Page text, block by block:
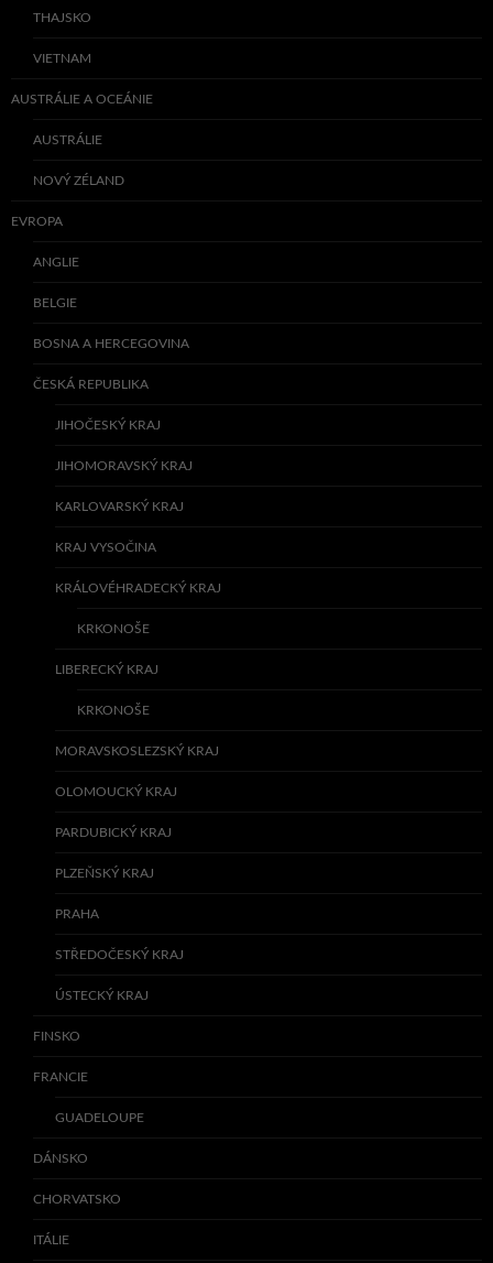
THAJSKO
VIETNAM
AUSTRÁLIE A OCEÁNIE
AUSTRÁLIE
NOVÝ ZÉLAND
EVROPA
ANGLIE
BELGIE
BOSNA A HERCEGOVINA
ČESKÁ REPUBLIKA
JIHOČESKÝ KRAJ
JIHOMORAVSKÝ KRAJ
KARLOVARSKÝ KRAJ
KRAJ VYSOČINA
KRÁLOVÉHRADECKÝ KRAJ
KRKONOŠE
LIBERECKÝ KRAJ
KRKONOŠE
MORAVSKOSLEZSKÝ KRAJ
OLOMOUCKÝ KRAJ
PARDUBICKÝ KRAJ
PLZEŇSKÝ KRAJ
PRAHA
STŘEDOČESKÝ KRAJ
ÚSTECKÝ KRAJ
FINSKO
FRANCIE
GUADELOUPE
DÁNSKO
CHORVATSKO
ITÁLIE